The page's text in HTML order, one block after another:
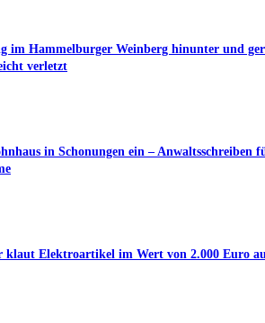
im Hammelburger Weinberg hinunter und
verletzt
in Schonungen ein – Anwaltsschreiben
klaut Elektroartikel im Wert von 2.000 Euro